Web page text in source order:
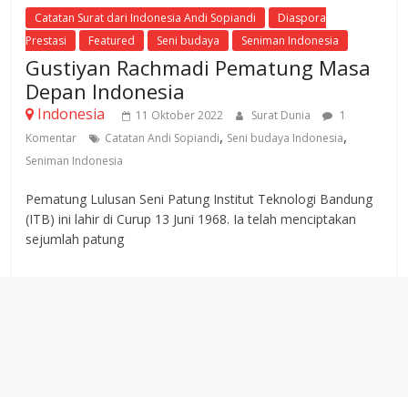
Catatan Surat dari Indonesia Andi Sopiandi
Diaspora
Prestasi
Featured Seni budaya Seniman Indonesia
Gustiyan Rachmadi Pematung Masa
Depan Indonesia
Indonesia 11 Oktober 2022 Surat Dunia
1
Komentar
Catatan Andi Sopiandi, Seni budaya Indonesia,
Seniman Indonesia
Pematung Lulusan Seni Patung Institut Teknologi Bandung
(ITB) ini lahir di Curup 13 Juni 1968. Ia telah menciptakan
sejumlah patung